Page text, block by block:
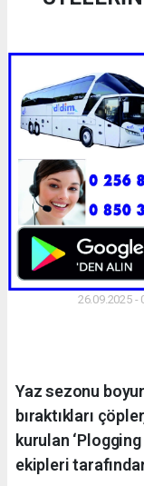
26.09.2025 -
Yaz sezonu
bıraktıkları
kurulan
ekipleri